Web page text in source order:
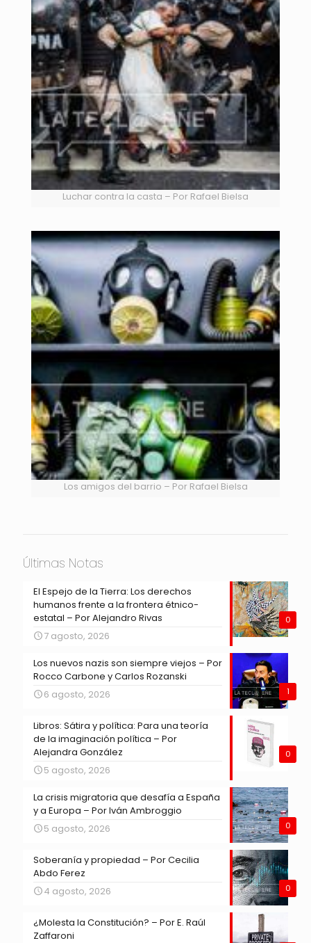
Luchar contra la casta – Por Rafael Bielsa
Los amigos del barrio – Por Rafael Bielsa
Últimas Notas
0
El Espejo de la Tierra: Los derechos
humanos frente a la frontera étnico-
estatal – Por Alejandro Rivas
7 agosto, 2026
1
Los nuevos nazis son siempre viejos – Por
Rocco Carbone y Carlos Rozanski
6 agosto, 2026
0
Libros: Sátira y política: Para una teoría
de la imaginación política – Por
Alejandra González
5 agosto, 2026
0
La crisis migratoria que desafía a España
y a Europa – Por Iván Ambroggio
5 agosto, 2026
0
Soberanía y propiedad – Por Cecilia
Abdo Ferez
4 agosto, 2026
¿Molesta la Constitución? – Por E. Raúl
Zaffaroni